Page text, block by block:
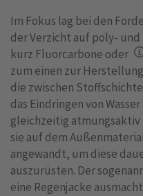
Im Fokus lag bei den
der Verzicht auf poly-
kurz Fluorcarbone oder
zum einen zur
die zwischen
das Eindringen von
gleichzeitig atmungsaktiv
sie auf dem
angewandt, um diese
auszurüsten. Der
eine Regenjacke